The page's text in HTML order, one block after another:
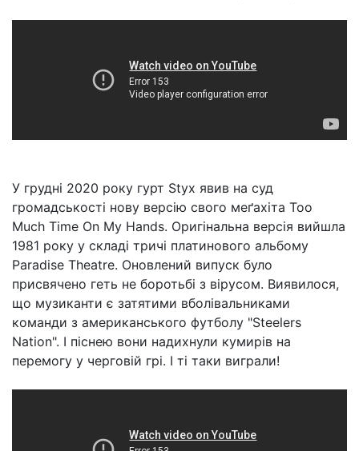
У грудні 2020 року гурт Styx явив на суд
громадськості нову версію свого меґахіта Too
Much Time On My Hands. Оригінальна версія вийшла
1981 року у складі тричі платинового альбому
Paradise Theatre. Оновлений випуск було
присвячено геть не боротьбі з вірусом. Виявилося,
що музиканти є затятими вболівальниками
команди з американського футболу "Steelers
Nation". І піснею вони надихнули кумирів на
перемогу у черговій грі. І ті таки виграли!